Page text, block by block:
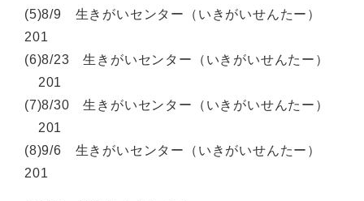
(5)8/9 生きがいセンター（いきがいせんたー）
201
(6)8/23 生きがいセンター（いきがいせんたー）
201
(7)8/30 生きがいセンター（いきがいせんたー）
201
(8)9/6 生きがいセンター（いきがいせんたー）
201